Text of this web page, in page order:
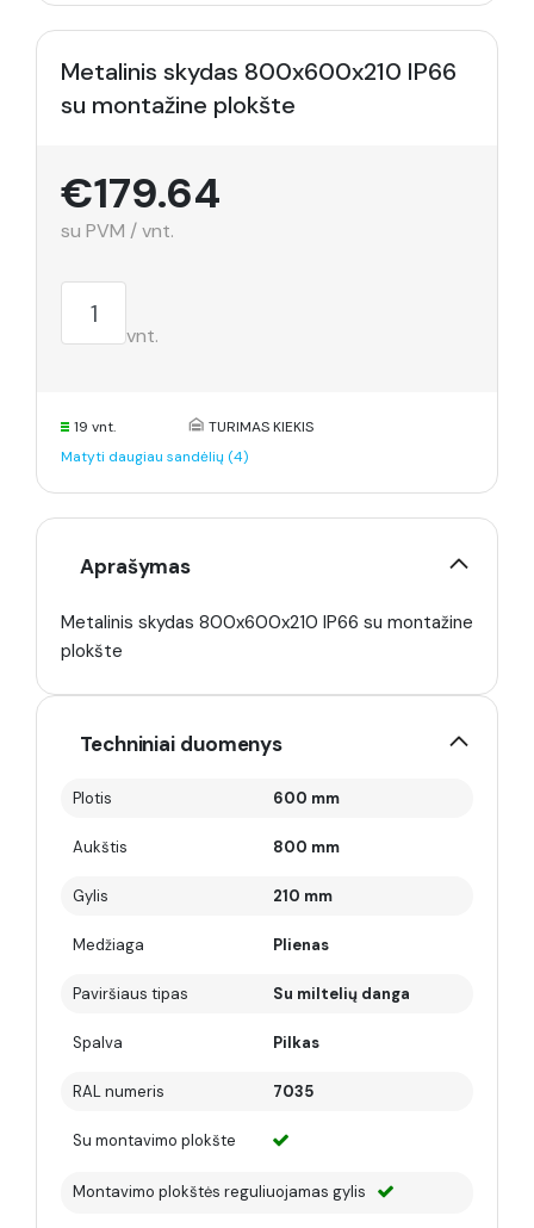
Metalinis skydas 800x600x210 IP66
su montažine plokšte
€179.64
su PVM / vnt.
vnt.
19 vnt.
TURIMAS KIEKIS
Matyti daugiau sandėlių (4)
Aprašymas
Metalinis skydas 800x600x210 IP66 su montažine
plokšte
Techniniai duomenys
Plotis 600 mm
Aukštis 800 mm
Gylis 210 mm
Medžiaga Plienas
Paviršiaus tipas Su miltelių danga
Spalva Pilkas
RAL numeris 7035
Su montavimo plokšte
Montavimo plokštės reguliuojamas gylis